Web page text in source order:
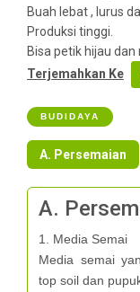
Buah lebat , lurus
Produksi tinggi.
Bisa petik hijau dan
Terjemahkan Ke
BUDIDAYA
A. Persemaian
A.
1. Media Semai
Media semai
top soil dan